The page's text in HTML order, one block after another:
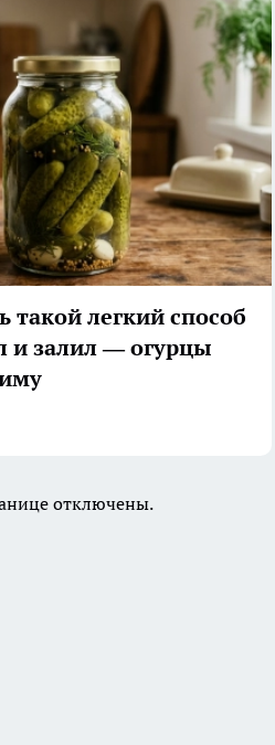
такой легкий способ
и залил — огурцы
отключены.